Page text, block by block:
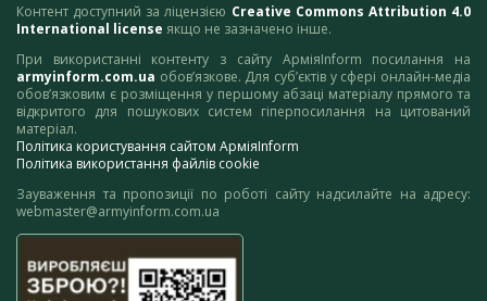
Контент доступний за ліцензією Creative Commons Attribution 4.0
International license якщо не зазначено інше.
При використанні контенту з сайту АрміяInform посилання на
armyinform.com.ua обов’язкове. Для суб’єктів у сфері онлайн-медіа
обов’язковим є розміщення у першому абзаці матеріалу прямого та
відкритого для пошукових систем гіперпосилання на цитований
матеріал.
Політика користування сайтом АрміяInform
Політика використання файлів cookie
Зауваження та пропозиції по роботі сайту надсилайте на адресу:
webmaster@armyinform.com.ua